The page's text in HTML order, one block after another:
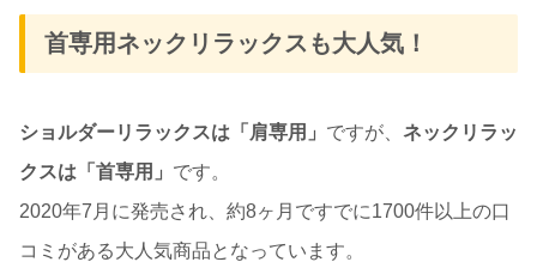
首専用ネックリラックスも大人気！
ショルダーリラックスは「肩専用」 ですが、 ネックリラッ
クスは「首専用」 です。
2020年7月に発売され、約8ヶ月ですでに1700件以上の口
コミがある大人気商品となっています。